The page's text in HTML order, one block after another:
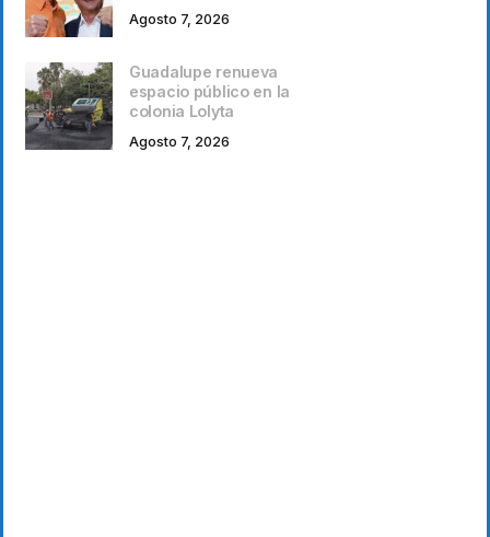
Agosto 7, 2026
Guadalupe renueva
espacio público en la
colonia Lolyta
Agosto 7, 2026